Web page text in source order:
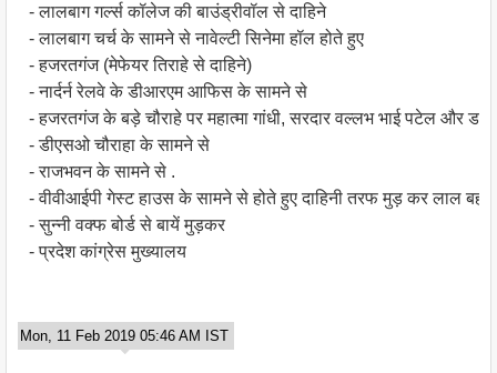
- लालबाग गर्ल्स कॉलेज की बाउंड्रीवॉल से दाहिने
- लालबाग चर्च के सामने से नावेल्टी सिनेमा हॉल होते हुए
- हजरतगंज (मेफेयर तिराहे से दाहिने)
- नार्दर्न रेलवे के डीआरएम आफिस के सामने से
- हजरतगंज के बड़े चौराहे पर महात्मा गांधी, सरदार वल्लभ भाई पटेल और डा.
- डीएसओ चौराहा के सामने से
- राजभवन के सामने से .
- वीवीआईपी गेस्ट हाउस के सामने से होते हुए दाहिनी तरफ मुड़ कर लाल
- सुन्नी वक्फ बोर्ड से बायें मुड़कर
- प्रदेश कांग्रेस मुख्यालय
Mon, 11 Feb 2019 05:46 AM IST